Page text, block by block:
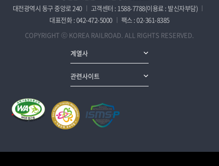
대전광역시 동구 중앙로 240
고객센터 : 1588-7788(이용료 : 발신자부담)
대표전화 : 042-472-5000
팩스 : 02-361-8385
COPYRIGHT ⓒ KOREA RAILROAD. ALL RIGHTS RESERVED.
계열사
관련사이트